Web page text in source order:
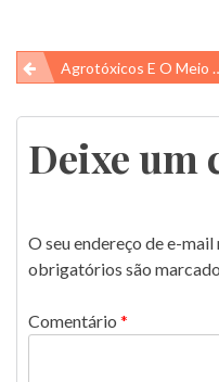
Navegação
de
Post
Agrotóxicos E O Meio Ambiente
Deixe um
O seu endereço de e-
obrigatórios são
Comentário *